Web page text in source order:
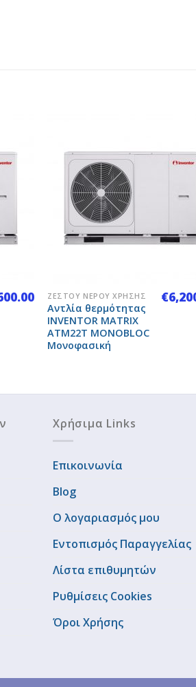
ΖΕΣΤΟΎ ΝΕΡΟΎ ΧΡΉΣΗΣ
Αντλία θερμότητας
INVENTOR MATRIX
ATM22T MONOBLOC
Μονοφασική
€
Χρήσιμα Links
Επικοινωνία
Blog
Ο λογαριασμός μου
Εντοπισμός Παραγγελίας
Λίστα επιθυμητών
Ρυθμίσεις Cookies
Όροι Χρήσης